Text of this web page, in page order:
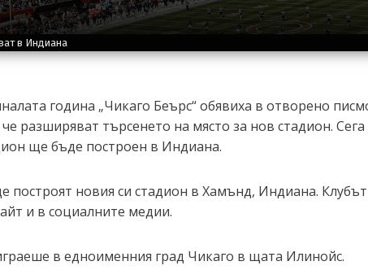
в Индиана
година „Чикаго Беърс“ обявиха в отворено
разширяват търсенето на място за нов стадион. Сега
ще бъде построен в Индиана.
построят новия си стадион в Хамънд, Индиана.
и в социалните медии.
в едноименния град Чикаго в щата Илинойс.